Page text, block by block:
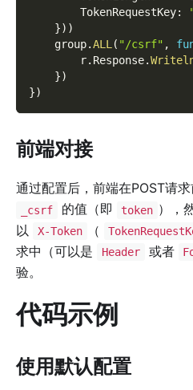
        TokenRequestKey
:
}) )
    group
.ALL( "/csrf" ,
        r
. Response.
})
})
前端对接
通过配置后，前端在POST请
_csrf 的值（即 token ），
以 X-Token （
求中（可以是
Header 或者
验。
代码示例
使用默认配置